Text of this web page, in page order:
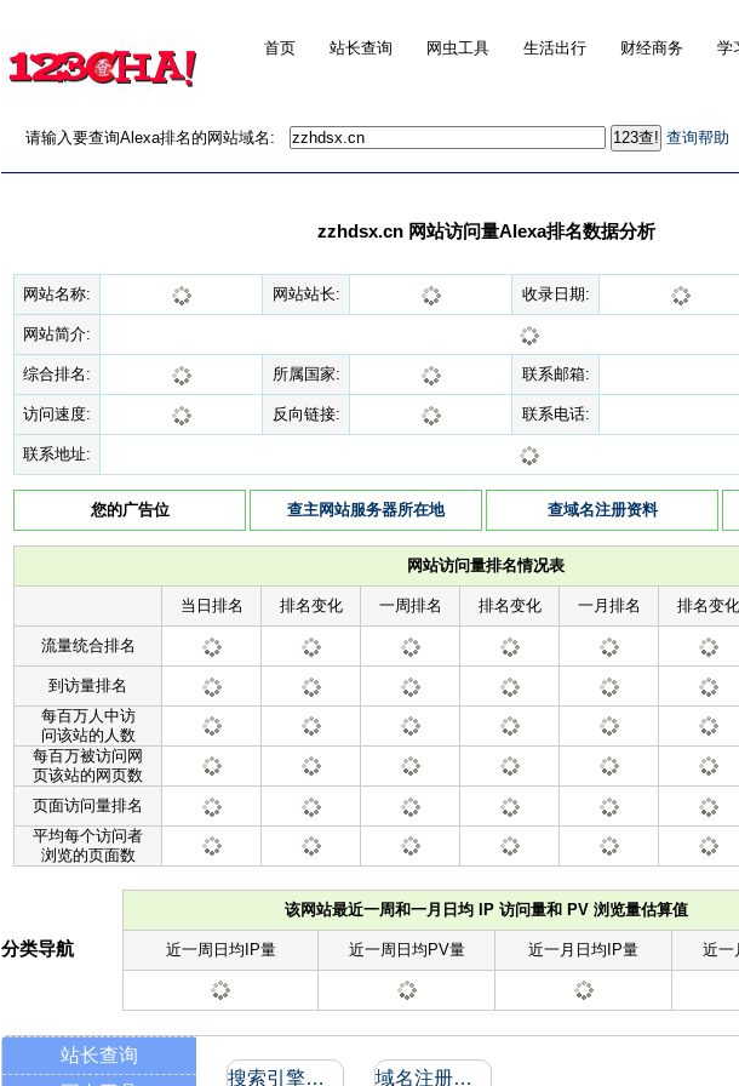
首页 站长查询 网虫工具 生活出行 财经商务 学
请输入要查询Alexa排名的网站域名: 查询帮助
zzhdsx.cn 网站访问量Alexa排名数据分析
网站名称: 网站站长: 收录日期:
网站简介:
综合排名: 所属国家: 联系邮箱:
访问速度: 反向链接: 联系电话:
联系地址:
您的广告位 查主网站服务器所在地 查域名注册资料
网站访问量排名情况表
当日排名 排名变化 一周排名 排名变化 一月排名 排名变化
流量统合排名
到访量排名
每百万人中访
问该站的人数
每百万被访问网
页该站的网页数
页面访问量排名
平均每个访问者
浏览的页面数
该网站最近一周和一月日均 IP 访问量和 PV 浏览量估算值
近一周日均IP量 近一周日均PV量 近一月日均IP量 近一
分类导航
站长查询
搜索引擎收录和反向链接 域名注册信息